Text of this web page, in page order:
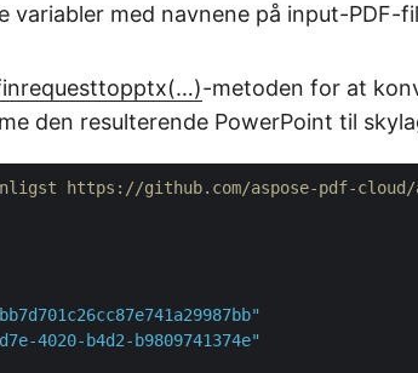
variabler med navnene på input-PDF-
-metoden for at
den resulterende PowerPoint til
https://github.com/aspose-pdf-cloud/
4020-b4d2-b9809741374e"